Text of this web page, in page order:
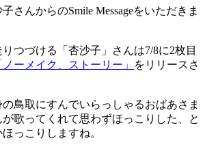
さんからのSmile Messageをいただきま
つづける「杏沙子」さんは7/8に2枚目
ノーメイク、ストーリー」
をリリースさ
鳥取にすんでいらっしゃるおばあさま
歌ってくれて思わずほっこりした、と
っこりしますね。